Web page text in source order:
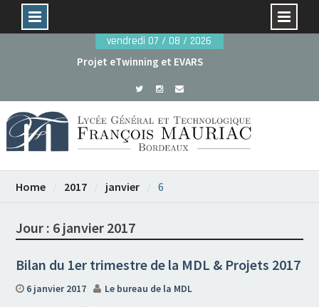
vendredi 07 / 08 / 2026
Projet eTwinning et EVARS
2026
Home 2017 janvier 6
Jour : 6 janvier 2017
Bilan du 1er trimestre de la MDL & Projets 2017
6 janvier 2017 Le bureau de la MDL